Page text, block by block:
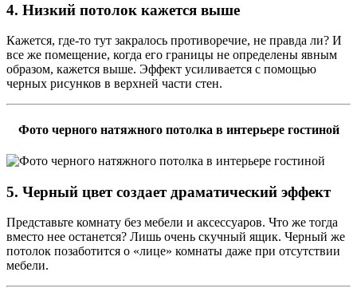
4. Низкий потолок кажется выше
Кажется, где-то тут закралось противоречие, не правда ли? И
все же помещение, когда его границы не определены явным
образом, кажется выше. Эффект усиливается с помощью
черных рисунков в верхней части стен.
Фото черного натяжного потолка в интерьере гостиной
5. Черный цвет создает драматический эффект
Представьте комнату без мебели и аксессуаров. Что же тогда
вместо нее останется? Лишь очень скучный ящик. Черный же
потолок позаботится о «лице» комнаты даже при отсутствии
мебели.